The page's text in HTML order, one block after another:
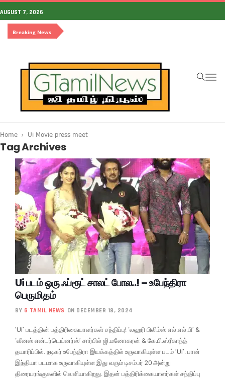
AUGUST 7, 2026
Breaking News
Home Ui Movie press meet
Tag Archives
Ui படம் ஒரு ஃப்ரூட் சாலட் போல..! – உபேந்திரா
பெருமிதம்
BY G TAMIL NEWS ON DECEMBER 18, 2024
’Ui’ படத்தின் பத்திரிகையாளர்கள் சந்திப்பு! ‘லஹரி பிலிம்ஸ் எல்.எல்.பி’ &
‘வீனஸ் என்டர்டெய்னர்ஸ்’ சார்பில் ஜி.மனோகரன் & கே.பி.ஸ்ரீகாந்த்
தயாரிப்பில். நடிகர் உபேந்திரா இயக்கத்தில் உருவாகியுள்ள படம் ’Ui’. பான்
இந்தியா படமாக உருவாகியுள்ள இது வரும் டிசம்பர் 20 அன்று
திரையரங்குகளில் வெளியாகிறது. இதன் பத்திரிக்கையாளர்கள் சந்திப்பு